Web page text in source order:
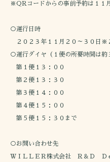
※QRコードからの事前予約は１１
○運行日時
２０２３年１１月２０～３０日※
○運行ダイヤ（１便の所要時間は約
第１便１３：００
第２便１３：３０
第３便１４：００
第４便１５：００
第５便１５：３０まで
○お問い合わせ先
ＷＩＬＬＥＲ株式会社 Ｒ＆Ｄ Ｄ